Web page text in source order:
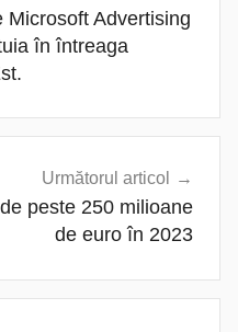
Microsoft Advertising
în întreaga
Următorul articol
peste 250 milioane
de euro în 2023